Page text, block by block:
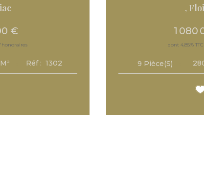
€
M² Réf : 1302
,
1 080
dont 4,85%
9 Pièce(s)